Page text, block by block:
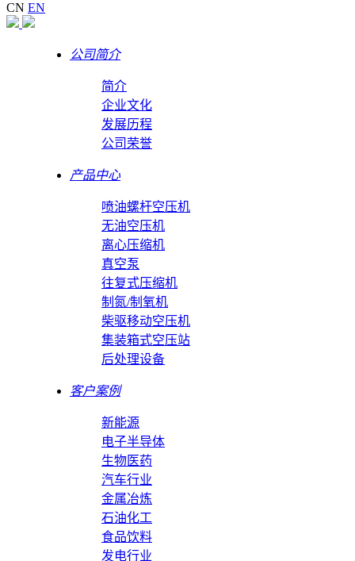
CN EN
公司简介
简介
企业文化
发展历程
公司荣誉
产品中心
喷油螺杆空压机
无油空压机
离心压缩机
真空泵
往复式压缩机
制氮/制氧机
柴驱移动空压机
集装箱式空压站
后处理设备
客户案例
新能源
电子半导体
生物医药
汽车行业
金属冶炼
石油化工
食品饮料
发电行业